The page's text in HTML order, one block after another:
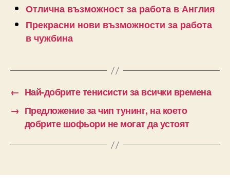
Отлична възможност за работа в Англия
Прекрасни нови възможности за работа
в чужбина
← Най-добрите тенисисти за всички времена
→ Предложение за чип тунинг, на което
добрите шофьори не могат да устоят